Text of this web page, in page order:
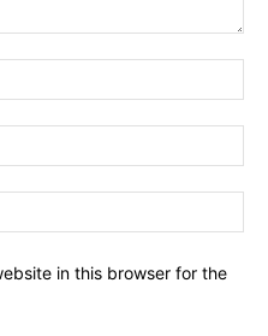
in this browser for the